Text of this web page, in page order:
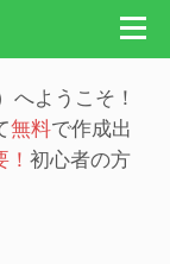
へようこそ！
無料で作成出
初心者の方